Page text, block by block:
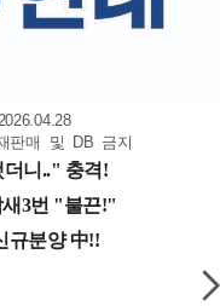
판매 및 DB 금지